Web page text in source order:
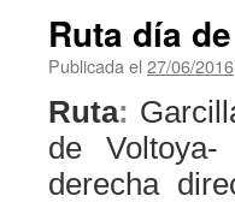
Ruta día
Publicada el 27/06/2016
Ruta:
de
derecha